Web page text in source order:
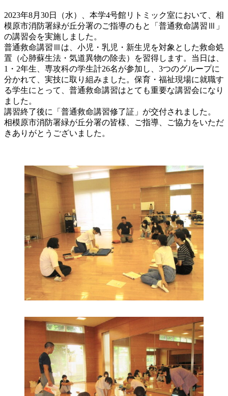
2023年8月30日（水）、本学4号館リトミック室において、相
模原市消防署緑が丘分署のご指導のもと「普通救命講習Ⅲ」
の講習会を実施しました。
普通救命講習Ⅲは、小児・乳児・新生児を対象とした救命処
置（心肺蘇生法・気道異物の除去）を習得します。当日は、
1・2年生、専攻科の学生計26名が参加し、3つのグループに
分かれて、実技に取り組みました。保育・福祉現場に就職す
る学生にとって、普通救命講習はとても重要な講習会になり
ました。
講習終了後に「普通救命講習修了証」が交付されました。
相模原市消防署緑が丘分署の皆様、ご指導、ご協力をいただ
きありがとうございました。